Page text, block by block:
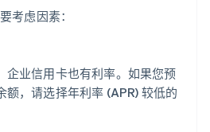
考虑因素：
企业信用卡也有利率。如果您预
额，请选择年利率 (APR) 较低的